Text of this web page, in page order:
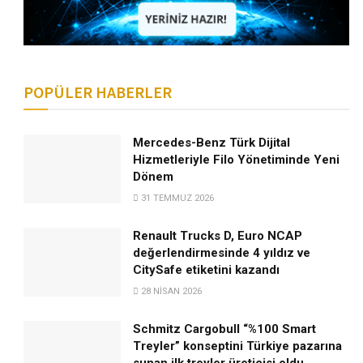
POPÜLER HABERLER
Mercedes-Benz Türk Dijital
Hizmetleriyle Filo Yönetiminde Yeni
Dönem
31 TEMMUZ 2026
Renault Trucks D, Euro NCAP
değerlendirmesinde 4 yıldız ve
CitySafe etiketini kazandı
28 NISAN 2026
Schmitz Cargobull “%100 Smart
Treyler” konseptini Türkiye pazarına